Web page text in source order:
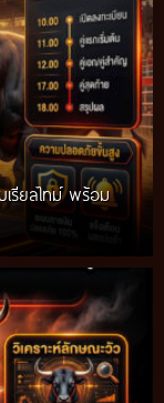
เรียลไทม์ พร้อม